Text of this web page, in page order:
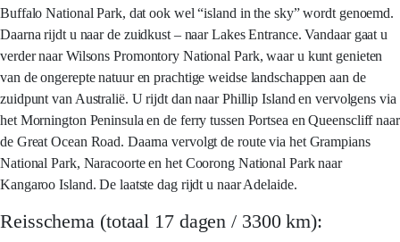
Buffalo National Park, dat ook wel “island in the sky” wordt genoemd.
Daarna rijdt u naar de zuidkust – naar Lakes Entrance. Vandaar gaat u
verder naar Wilsons Promontory National Park, waar u kunt genieten
van de ongerepte natuur en prachtige weidse landschappen aan de
zuidpunt van Australië. U rijdt dan naar Phillip Island en vervolgens via
het Mornington Peninsula en de ferry tussen Portsea en Queenscliff naar
de Great Ocean Road. Daarna vervolgt de route via het Grampians
National Park, Naracoorte en het Coorong National Park naar
Kangaroo Island. De laatste dag rijdt u naar Adelaide.
Reisschema (totaal 17 dagen / 3300 km):